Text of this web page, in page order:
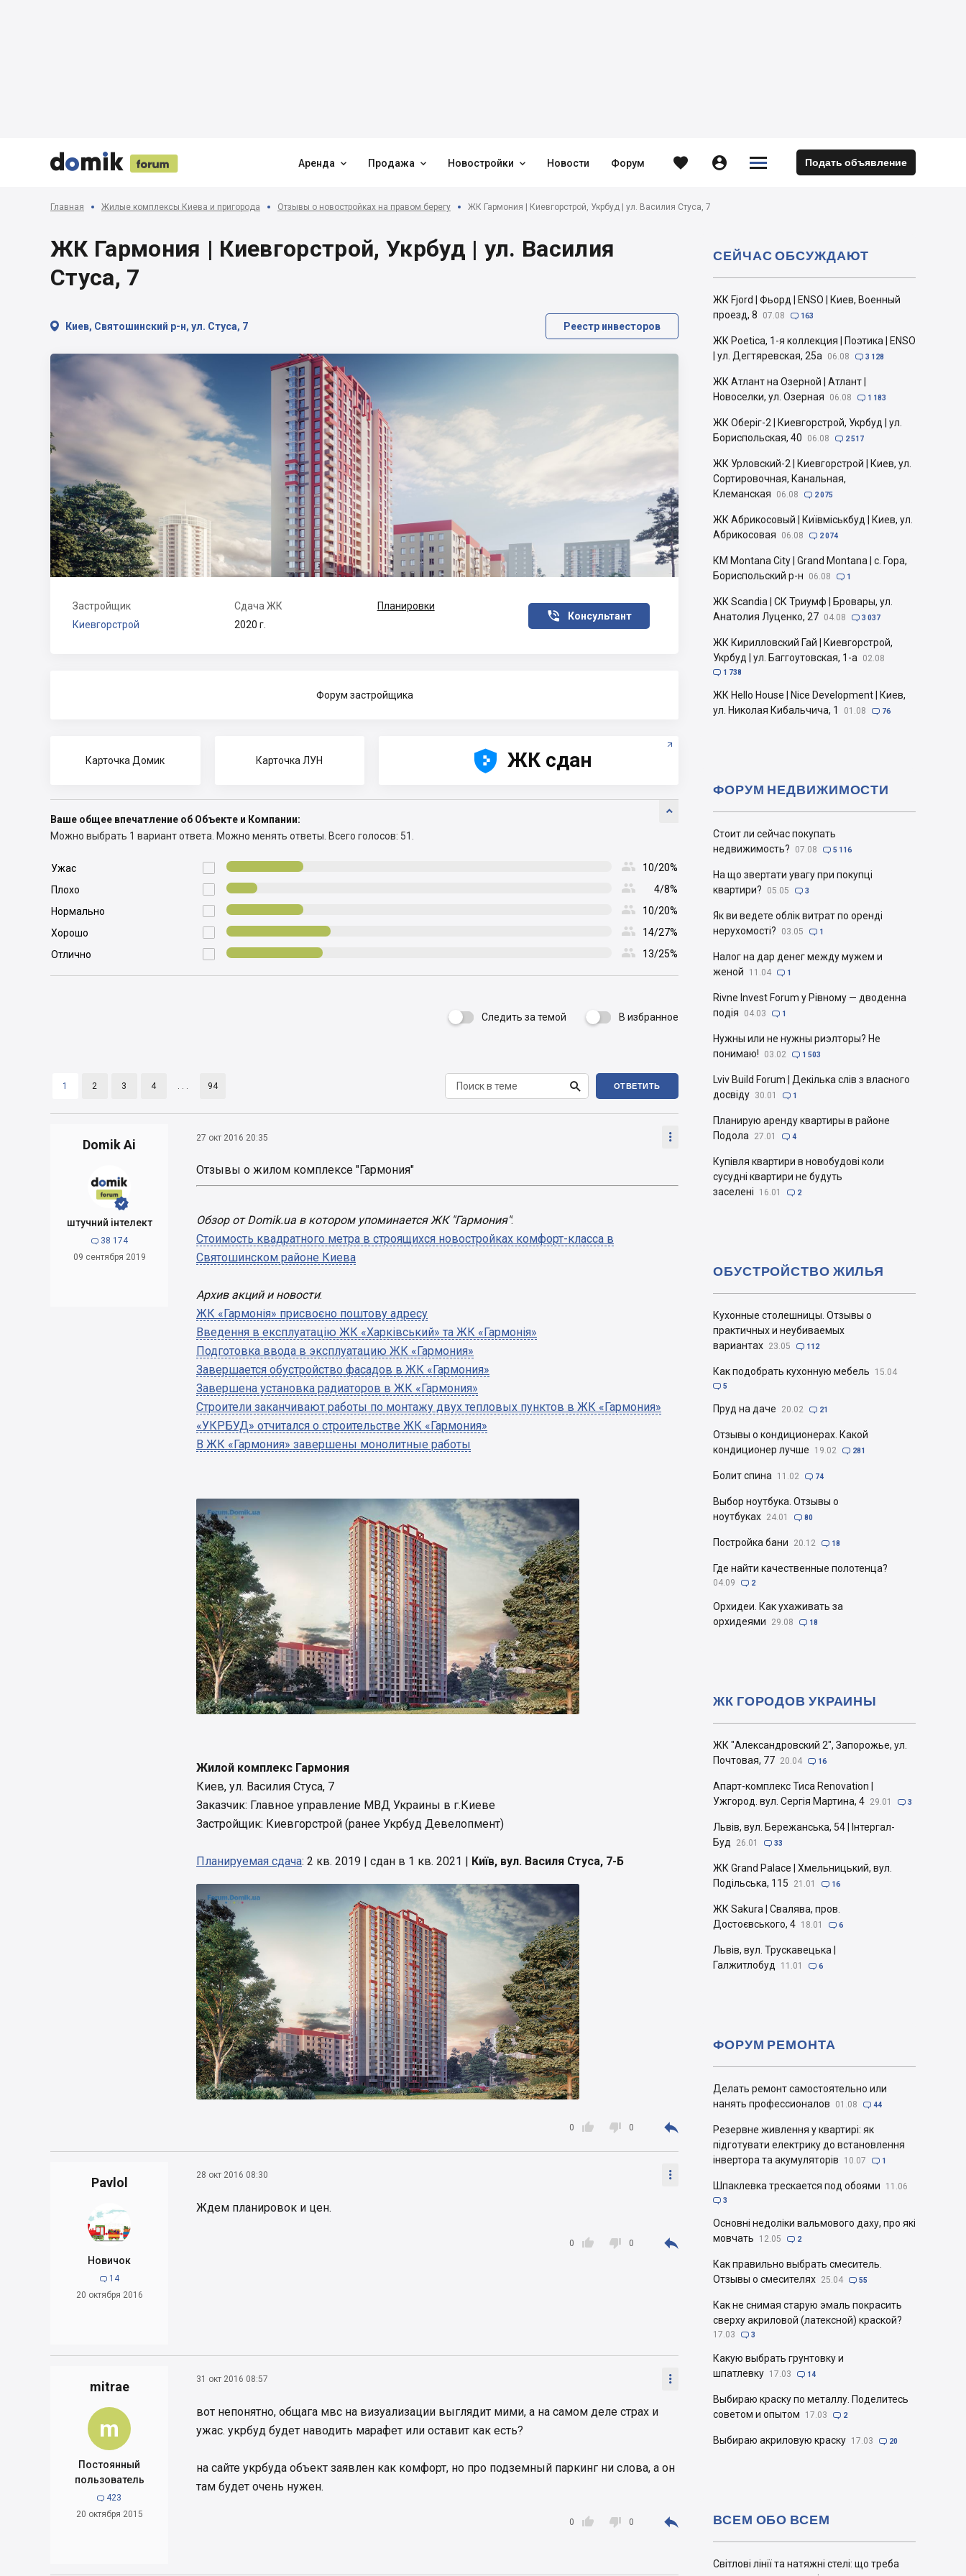


 
 Аренда  Продажа  Новостройки  Новости Форум   

 Подать объявление
Главная Жилые комплексы Киева и пригорода Отзывы о новостройках на правом берегу ЖК Гармония | Киевгорстрой, Укрбуд | ул. Василия Стуса, 7
ЖК Гармония | Киевгорстрой, Укрбуд | ул. Василия
Стуса, 7
 Киев, Святошинский р-н, ул. Стуса, 7 Реестр инвесторов
Застройщик
Киевгорстрой
Сдача ЖК
2020 г.
Планировки
Консультант

Форум застройщика
Карточка Домик Карточка ЛУН 



 ЖК сдан

Ваше общее впечатление об Объекте и Компании:
Можно выбрать 1 вариант ответа. Можно менять ответы. Всего голосов: 51.

Ужас  10/20%

Плохо  4/8%

Нормально  10/20%

Хорошо  14/27%

Отлично  13/25%
Следить за темой  В избранное
1 2 3 4 . . . 94  ОТВЕТИТЬ
Domik Ai


штучний інтелект
 38 174
09 сентября 2019
27 окт 2016 20:35 
Отзывы о жилом комплексе "Гармония"
Обзор от Domik.ua в котором упоминается ЖК "Гармония":
Стоимость квадратного метра в строящихся новостройках комфорт-класса в
Святошинском районе Киева
Архив акций и новости:
ЖК «Гармонія» присвоєно поштову адресу
Введення в експлуатацію ЖК «Харківський» та ЖК «Гармонія»
Подготовка ввода в эксплуатацию ЖК «Гармония»
Завершается обустройство фасадов в ЖК «Гармония»
Завершена установка радиаторов в ЖК «Гармония»
Строители заканчивают работы по монтажу двух тепловых пунктов в ЖК «Гармония»
«УКРБУД» отчитался о строительстве ЖК «Гармония»
В ЖК «Гармония» завершены монолитные работы
Жилой комплекс Гармония
Киев, ул. Василия Стуса, 7
Заказчик: Главное управление МВД Украины в г.Киеве
Застройщик: Киевгорстрой (ранее Укрбуд Девелопмент)
Планируемая сдача: 2 кв. 2019 | сдан в 1 кв. 2021 | Київ, вул. Василя Стуса, 7-Б

0  0 
Pavlol
Новичок
 14
20 октября 2016
28 окт 2016 08:30 
Ждем планировок и цен.

0  0 
mitrae
m
Постоянный
пользователь
 423
20 октября 2015
31 окт 2016 08:57 
вот непонятно, общага мвс на визуализации выглядит мими, а на самом деле страх и
ужас. укрбуд будет наводить марафет или оставит как есть?
на сайте укрбуда объект заявлен как комфорт, но про подземный паркинг ни слова, а он
там будет очень нужен.

0  0 
ЖК Fjord | Фьорд | ENSO | Киев, Военный
проезд, 8
07.08  163
ЖК Poetica, 1-я коллекция | Поэтика | ENSO
| ул. Дегтяревская, 25а
06.08  3 128
ЖК Атлант на Озерной | Атлант |
Новоселки, ул. Озерная
06.08  1 183
ЖК Оберіг-2 | Киевгорстрой, Укрбуд | ул.
Бориспольская, 40
06.08  2 517
ЖК Урловский-2 | Киевгорстрой | Киев, ул.
Сортировочная, Канальная,
Клеманская
06.08  2 075
ЖК Абрикосовый | Київміськбуд | Киев, ул.
Абрикосовая
06.08  2 074
КМ Montana City | Grand Montana | с. Гора,
Бориспольский р-н
06.08  1
ЖК Scandia | СК Триумф | Бровары, ул.
Анатолия Луценко, 27 04.08  3 037
ЖК Кирилловский Гай | Киевгорстрой,
Укрбуд | ул. Баггоутовская, 1-а
02.08
 1 738
ЖК Hello House | Nice Development | Киев,
ул. Николая Кибальчича, 1
01.08  76
СЕЙЧАС ОБСУЖДАЮТ
Стоит ли сейчас покупать
недвижимость?
07.08  5 116
На що звертати увагу при покупці
квартири?
05.05  3
Як ви ведете облік витрат по оренді
нерухомості?
03.05  1
Налог на дар денег между мужем и
женой
11.04  1
Rivne Invest Forum у Рівному — дводенна
подія
04.03  1
Нужны или не нужны риэлторы? Не
понимаю!
03.02  1 503
Lviv Build Forum | Декілька слів з власного
досвіду 30.01  1
Планирую аренду квартиры в районе
Подола
27.01  4
Купівля квартири в новобудові коли
сусудні квартири не будуть
заселені
16.01  2
ФОРУМ НЕДВИЖИМОСТИ
Кухонные столешницы. Отзывы о
практичных и неубиваемых
вариантах 23.05  112
Как подобрать кухонную мебель 15.04
 5
Пруд на даче 20.02  21
Отзывы о кондиционерах. Какой
кондиционер лучше
19.02  281
Болит спина 11.02  74
Выбор ноутбука. Отзывы о
ноутбуках 24.01  80
Постройка бани 20.12  18
Где найти качественные полотенца?
04.09  2
Орхидеи. Как ухаживать за
орхидеями
29.08  18
ОБУСТРОЙСТВО ЖИЛЬЯ
ЖК "Александровский 2", Запорожье, ул.
Почтовая, 77 20.04  16
Апарт-комплекс Тиса Renovation |
Ужгород. вул. Сергія Мартина, 4 29.01  3
Львів, вул. Бережанська, 54 | Інтергал-
Буд
26.01  33
ЖК Grand Palace | Хмельницький, вул.
Подільська, 115
21.01  16
ЖК Sakura | Свалява, пров.
Достоєвського, 4 18.01  6
Львів, вул. Трускавецька |
Галжитлобуд
11.01  6
ЖК ГОРОДОВ УКРАИНЫ
Делать ремонт самостоятельно или
нанять профессионалов
01.08  44
Резервне живлення у квартирі: як
підготувати електрику до встановлення
інвертора та акумуляторів
10.07  1
Шпаклевка трескается под обоями 11.06
 3
Основні недоліки вальмового даху, про які
мовчать
12.05  2
Как правильно выбрать смеситель.
Отзывы о смесителях 25.04  55
Как не снимая старую эмаль покрасить
сверху акриловой (латексной) краской?
17.03  3
Какую выбрать грунтовку и
шпатлевку 17.03  14
Выбираю краску по металлу. Поделитесь
советом и опытом
17.03  2
Выбираю акриловую краску 17.03  20
ФОРУМ РЕМОНТА
Світлові лінії та натяжні стелі: що треба
ВСЕМ ОБО ВСЕМ